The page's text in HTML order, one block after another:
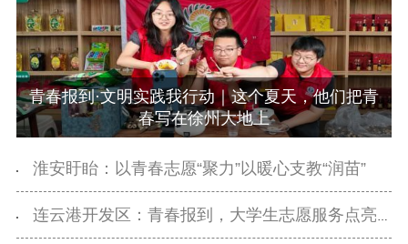
数据资源
公共服务
新时代公民素养
提升资源库
新闻出版
政务服务
作品著作权
登记服务
服务管理平台
管理平台
服务管理
文化产业
统计分析
数字出版
审读服务
新闻发布工作备
案管理系统
青春报到·文明实践我行动｜这个夏天，他们把青
春写在徐州大地上
淮安盱眙：以青春志愿“聚力”以暖心支教“润苗”
连云港开发区：青春报到，大学生志愿服务点亮暑期时光